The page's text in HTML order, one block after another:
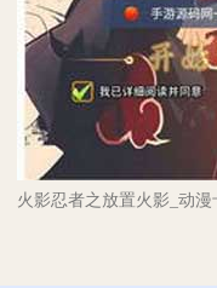
火影忍者之放置火影_动